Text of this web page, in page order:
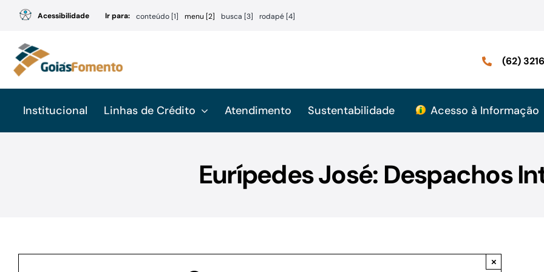
conteúdo
Acessibilidade Ir para: conteúdo [1] menu [2] busca [3] rodapé [4]
(62)
Institucional Linhas de Crédito Atendimento Sustentabilidade Acesso à Informação
Eurípedes José: Despachos
×